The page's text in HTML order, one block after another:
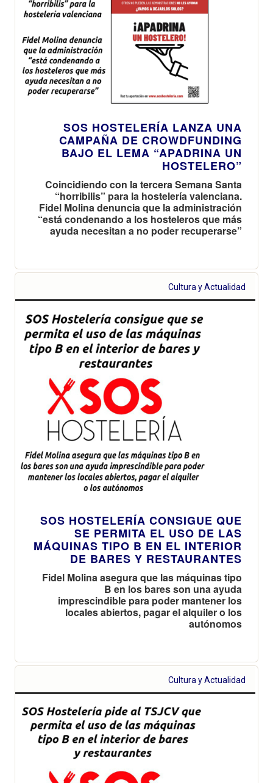
SOS HOSTELERÍA LANZA UNA
CAMPAÑA DE CROWDFUNDING
BAJO EL LEMA “APADRINA UN
HOSTELERO”
Coincidiendo con la tercera Semana Santa
“horribilis” para la hostelería valenciana.
Fidel Molina denuncia que la administración
“está condenando a los hosteleros que más
ayuda necesitan a no poder recuperarse”
Cultura y Actualidad
SOS HOSTELERÍA CONSIGUE QUE
SE PERMITA EL USO DE LAS
MÁQUINAS TIPO B EN EL INTERIOR
DE BARES Y RESTAURANTES
Fidel Molina asegura que las máquinas tipo
B en los bares son una ayuda
imprescindible para poder mantener los
locales abiertos, pagar el alquiler o los
autónomos
Cultura y Actualidad